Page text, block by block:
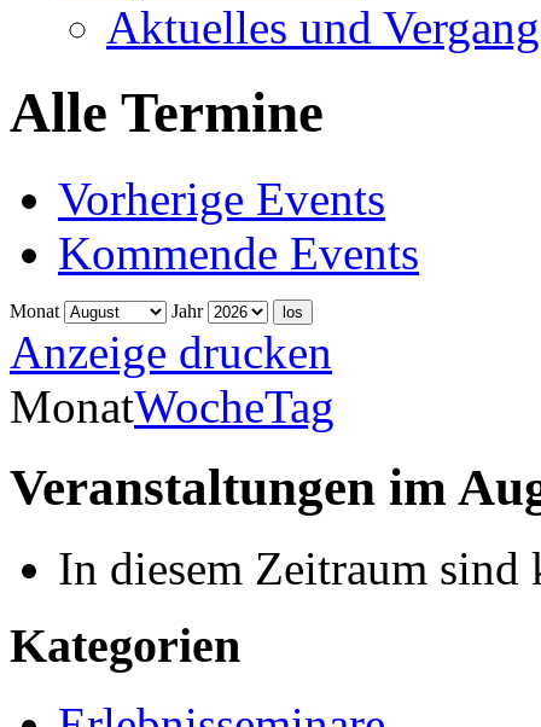
Aktuelles und
Alle Termine
Vorherige Events
Kommende Events
Monat Jahr
Anzeige drucken
MonatWocheTag
Veranstaltungen im
In diesem Zeitraum sind
Kategorien